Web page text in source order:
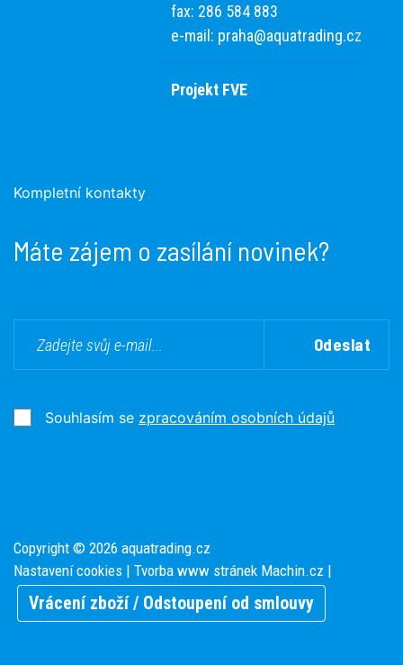
fax: 286 584 883
e-mail: praha@aquatrading.cz
Projekt FVE
Kompletní kontakty
Máte zájem o zasílání novinek?
Souhlasím se zpracováním osobních údajů
Odeslat
Copyright © 2026 aquatrading.cz
Nastavení cookies | Tvorba www stránek Machin.cz |
Vrácení zboží / Odstoupení od smlouvy